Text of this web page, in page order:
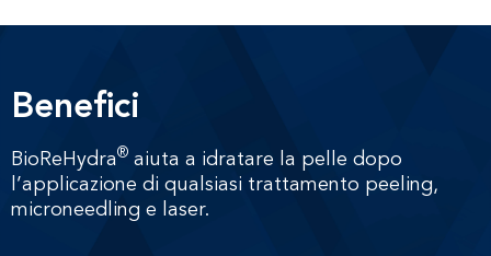
Benefici
BioReHydra® aiuta a idratare la pelle dopo
l’applicazione di qualsiasi trattamento peeling,
microneedling e laser.